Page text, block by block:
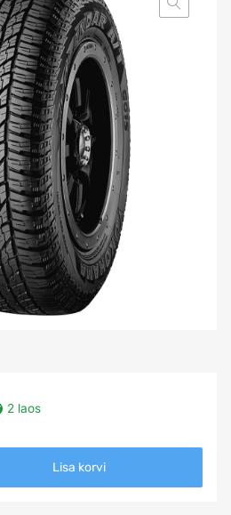
2 laos
Lisa korvi